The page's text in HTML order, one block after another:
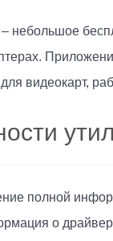
небольшое
видеокарт,
полной
о